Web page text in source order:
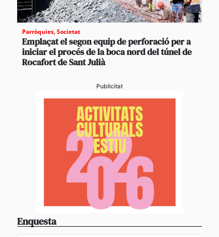
Parròquies,Societat
Emplaçat el segon equip de perforació per a
iniciar el procés de la boca nord del túnel de
Rocafort de Sant Julià
Publicitat
Enquesta